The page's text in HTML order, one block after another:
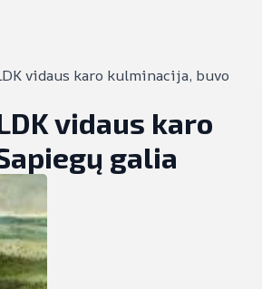
vidaus karo kulminacija, buvo
vidaus karo
galia